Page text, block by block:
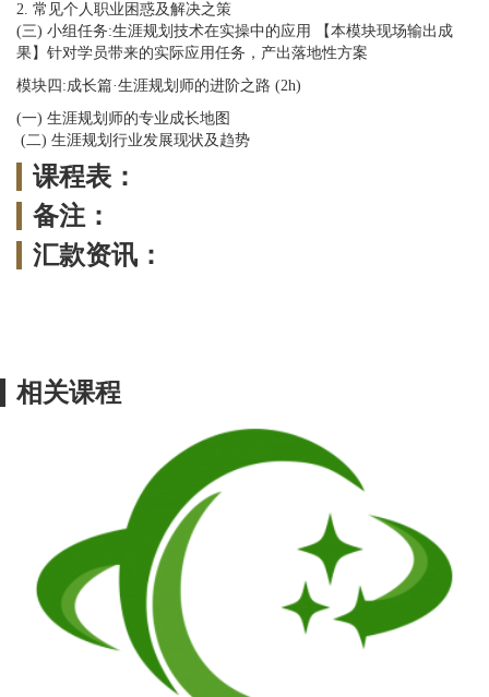
2. 常见个人职业困惑及解决之策
(三) 小组任务:生涯规划技术在实操中的应用 【本模块现场输出成
果】针对学员带来的实际应用任务，产出落地性方案
模块四:成长篇·生涯规划师的进阶之路 (2h)
(一) 生涯规划师的专业成长地图
(二) 生涯规划行业发展现状及趋势
课程表：
备注：
汇款资讯：
相关课程